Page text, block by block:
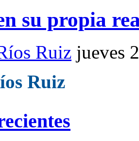
su propia
Ruiz jueves
Ruiz